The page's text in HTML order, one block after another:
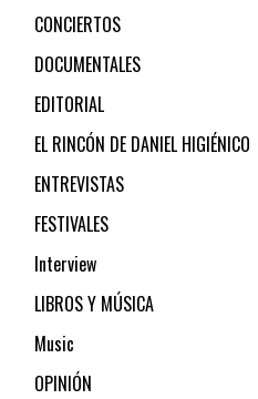
CONCIERTOS
DOCUMENTALES
EDITORIAL
EL RINCÓN DE DANIEL HIGIÉNICO
ENTREVISTAS
FESTIVALES
Interview
LIBROS Y MÚSICA
Music
OPINIÓN